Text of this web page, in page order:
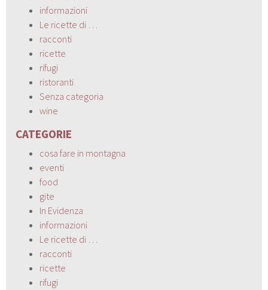
informazioni
Le ricette di …
racconti
ricette
rifugi
ristoranti
Senza categoria
wine
CATEGORIE
cosa fare in montagna
eventi
food
gite
In Evidenza
informazioni
Le ricette di …
racconti
ricette
rifugi